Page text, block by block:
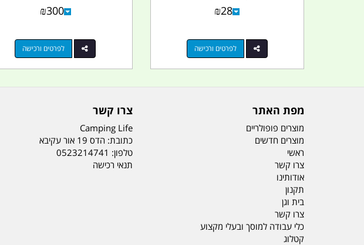
₪28
לפרטים ורכישה
₪300
לפרטים ורכישה
מפת האתר
מוצרים פופולריים
מוצרים חדשים
ראשי
צרו קשר
אודותינו
תקנון
בית וגן
צרו קשר
כלי עבודה למוסך ובעלי מקצוע
קטלוג
צרו קשר
Camping Life
כתובת: הדס 19 אור עקיבא
טלפון: 0523214741
תנאי רכישה